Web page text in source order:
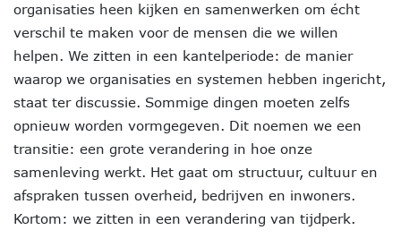
organisaties heen kijken en samenwerken om écht
verschil te maken voor de mensen die we willen
helpen. We zitten in een kantelperiode: de manier
waarop we organisaties en systemen hebben ingericht,
staat ter discussie. Sommige dingen moeten zelfs
opnieuw worden vormgegeven. Dit noemen we een
transitie: een grote verandering in hoe onze
samenleving werkt. Het gaat om structuur, cultuur en
afspraken tussen overheid, bedrijven en inwoners.
Kortom: we zitten in een verandering van tijdperk.